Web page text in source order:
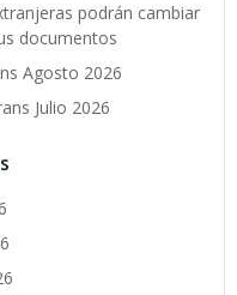
podrán cambiar
documentos
Agosto 2026
Julio 2026